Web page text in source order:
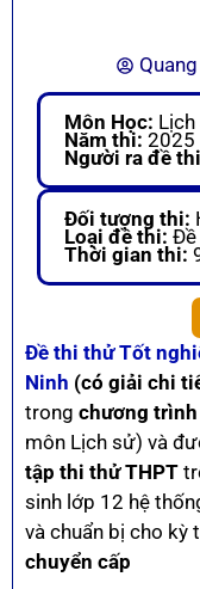
Môn Học:
Năm thi: 2025
Người ra đề
Đối tượng thi:
Loại đề thi: Đề
Thời gian thi:
Đề thi thử Tốt
Ninh (có giải chi
trong chương
môn Lịch sử) và
tập thi thử THPT
sinh lớp 12 hệ
và chuẩn bị cho kỳ
chuyển cấp